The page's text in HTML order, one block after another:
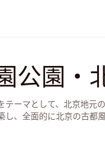
公園・
テーマとして、北京地元
し、全面的に北京の古都